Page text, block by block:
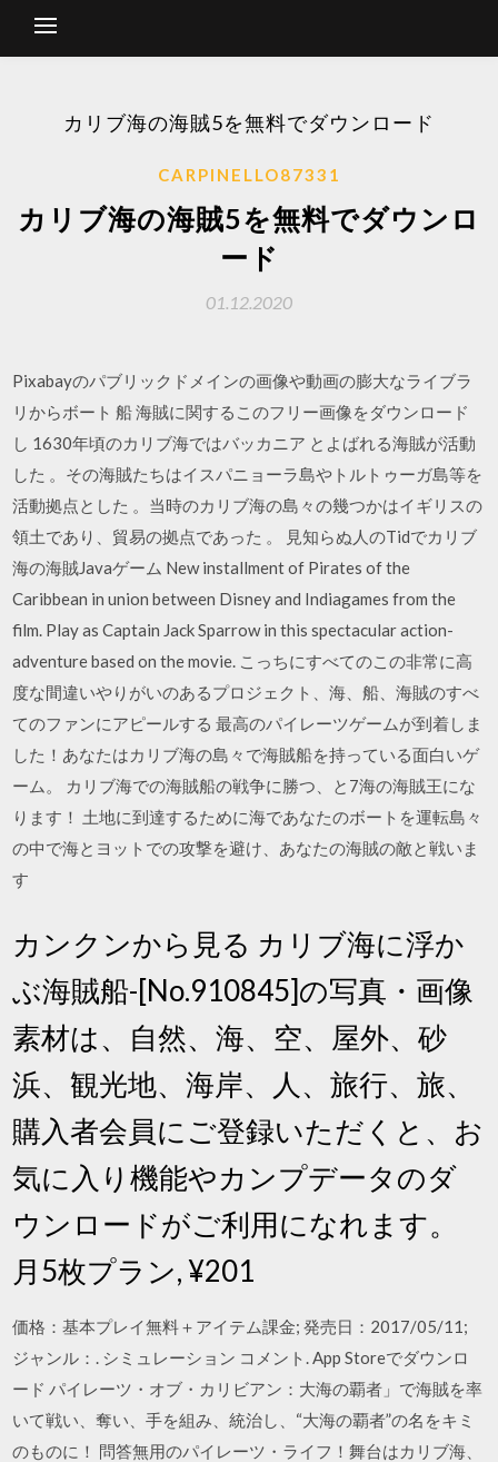
カリブ海の海賊5を無料でダウンロード
CARPINELLO87331
カリブ海の海賊5を無料でダウンロ
ード
01.12.2020
Pixabayのパブリックドメインの画像や動画の膨大なライブラ
リからボート 船 海賊に関するこのフリー画像をダウンロード
し 1630年頃のカリブ海ではバッカニア とよばれる海賊が活動
した 。その海賊たちはイスパニョーラ島やトルトゥーガ島等を
活動拠点とした 。当時のカリブ海の島々の幾つかはイギリスの
領土であり、貿易の拠点であった 。 見知らぬ人のTidでカリブ
海の海賊Javaゲーム New installment of Pirates of the
Caribbean in union between Disney and Indiagames from the
film. Play as Captain Jack Sparrow in this spectacular action-
adventure based on the movie. こっちにすべてのこの非常に高
度な間違いやりがいのあるプロジェクト、海、船、海賊のすべ
てのファンにアピールする ‎最高のパイレーツゲームが到着しま
した！あなたはカリブ海の島々で海賊船を持っている面白いゲ
ーム。 カリブ海での海賊船の戦争に勝つ、と7海の海賊王にな
ります！ 土地に到達するために海であなたのボートを運転島々
の中で海とヨットでの攻撃を避け、あなたの海賊の敵と戦いま
す
カンクンから見る カリブ海に浮か
ぶ海賊船-[No.910845]の写真・画像
素材は、自然、海、空、屋外、砂
浜、観光地、海岸、人、旅行、旅、
購入者会員にご登録いただくと、お
気に入り機能やカンプデータのダ
ウンロードがご利用になれます。
月5枚プラン, ¥201
価格：基本プレイ無料＋アイテム課金; 発売日：2017/05/11;
ジャンル：. シミュレーション コメント. App Storeでダウンロ
ード パイレーツ・オブ・カリビアン：大海の覇者」で海賊を率
いて戦い、奪い、手を組み、統治し、“大海の覇者”の名をキミ
のものに！ 問答無用のパイレーツ・ライフ！舞台はカリブ海、